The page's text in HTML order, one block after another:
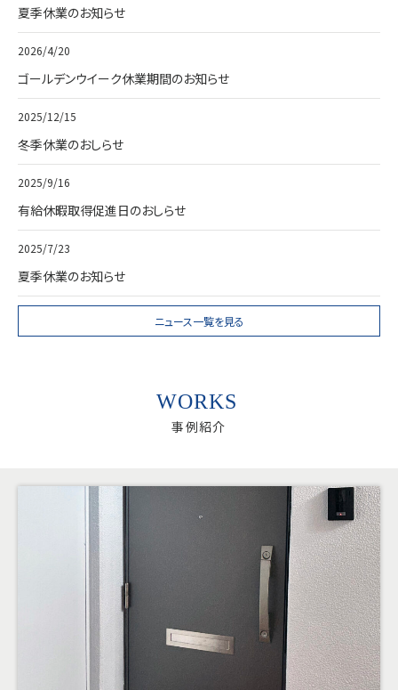
夏季休業のお知らせ
2026/4/20
ゴールデンウイーク休業期間のお知らせ
2025/12/15
冬季休業のおしらせ
2025/9/16
有給休暇取得促進日のおしらせ
2025/7/23
夏季休業のお知らせ
ニュース一覧を見る
WORKS
事例紹介